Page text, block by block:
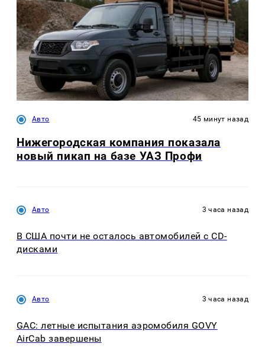
Авто 45 минут назад
Нижегородская компания показала
новый пикап на базе УАЗ Профи
Авто 3 часа назад
В США почти не осталось автомобилей с CD-
дисками
Авто 3 часа назад
GAC: летные испытания аэромобиля GOVY
AirCab завершены